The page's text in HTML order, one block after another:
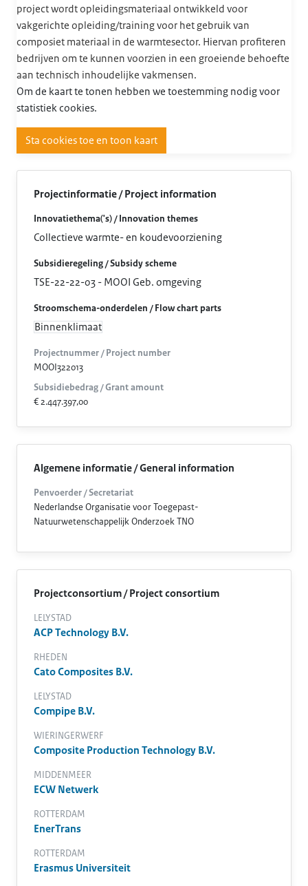
project wordt opleidingsmateriaal ontwikkeld voor
vakgerichte opleiding/training voor het gebruik van
composiet materiaal in de warmtesector. Hiervan profiteren
bedrijven om te kunnen voorzien in een groeiende behoefte
aan technisch inhoudelijke vakmensen.
Om de kaart te tonen hebben we toestemming nodig voor
statistiek cookies.
Sta cookies toe en toon kaart
Projectinformatie / Project information
Innovatiethema('s) / Innovation themes
Collectieve warmte- en koudevoorziening
Subsidieregeling / Subsidy scheme
TSE-22-22-03 - MOOI Geb. omgeving
Stroomschema-onderdelen / Flow chart parts
Binnenklimaat
Projectnummer / Project number
MOOI322013
Subsidiebedrag / Grant amount
€ 2.447.397,00
Algemene informatie / General information
Penvoerder / Secretariat
Nederlandse Organisatie voor Toegepast-
Natuurwetenschappelijk Onderzoek TNO
Projectconsortium / Project consortium
LELYSTAD
ACP Technology B.V.
RHEDEN
Cato Composites B.V.
LELYSTAD
Compipe B.V.
WIERINGERWERF
Composite Production Technology B.V.
MIDDENMEER
ECW Netwerk
ROTTERDAM
EnerTrans
ROTTERDAM
Erasmus Universiteit